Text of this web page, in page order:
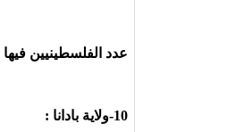
عدد الفلسطينيين فيها
10-ولاية بادانا :